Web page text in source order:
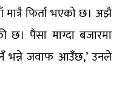
फिर्ता भएको छ। अझै
छ। पैसा माग्दा बजारमा
भन्ने जवाफ आउँछ,’ उनले